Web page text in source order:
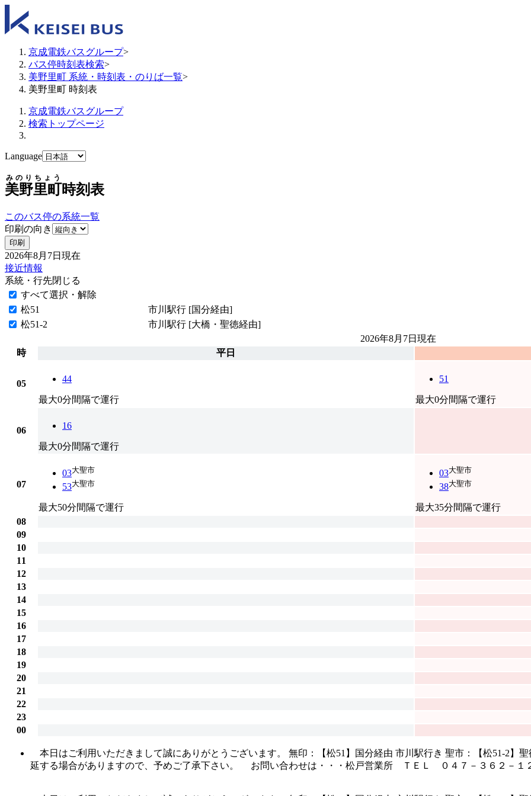
京成電鉄バスグループ>
バス停時刻表検索>
美野里町 系統・時刻表・のりば一覧>
美野里町 時刻表
京成電鉄バスグループ
検索トップページ
Language
美野里町
みのりちょう
時刻表
このバス停の系統一覧
印刷の向き
印刷
2026年8月7日 現在
接近情報
系統・行先閉じる
すべて選択・解除
松51
市川駅行 [国分経由]
松51-2
市川駅行 [大橋・聖徳経由]
2026年8月7日 現在
時
平日
05 44
最大0分間隔で運行
51
最大0分間隔で運行
06 16
最大0分間隔で運行
07
03大聖市
53大聖市
最大50分間隔で運行
03大聖市
38大聖市
最大35分間隔で運行
08
09
10
11
12
13
14
15
16
17
18
19
20
21
22
23
00
本日はご利用いただきまして誠にありがとうございます。 無印：【松51】国分経由 市川駅行き 聖市：【松51-2
延する場合がありますので、予めご了承下さい。 お問い合わせは・・・松戸営業所 ＴＥＬ ０４７－３６２－１